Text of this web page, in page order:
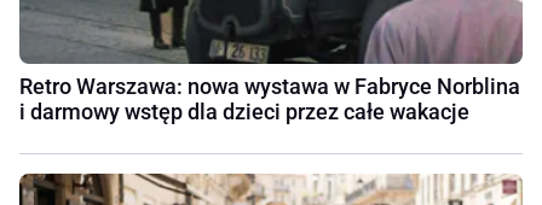
Retro Warszawa: nowa wystawa w Fabryce Norblina
i darmowy wstęp dla dzieci przez całe wakacje